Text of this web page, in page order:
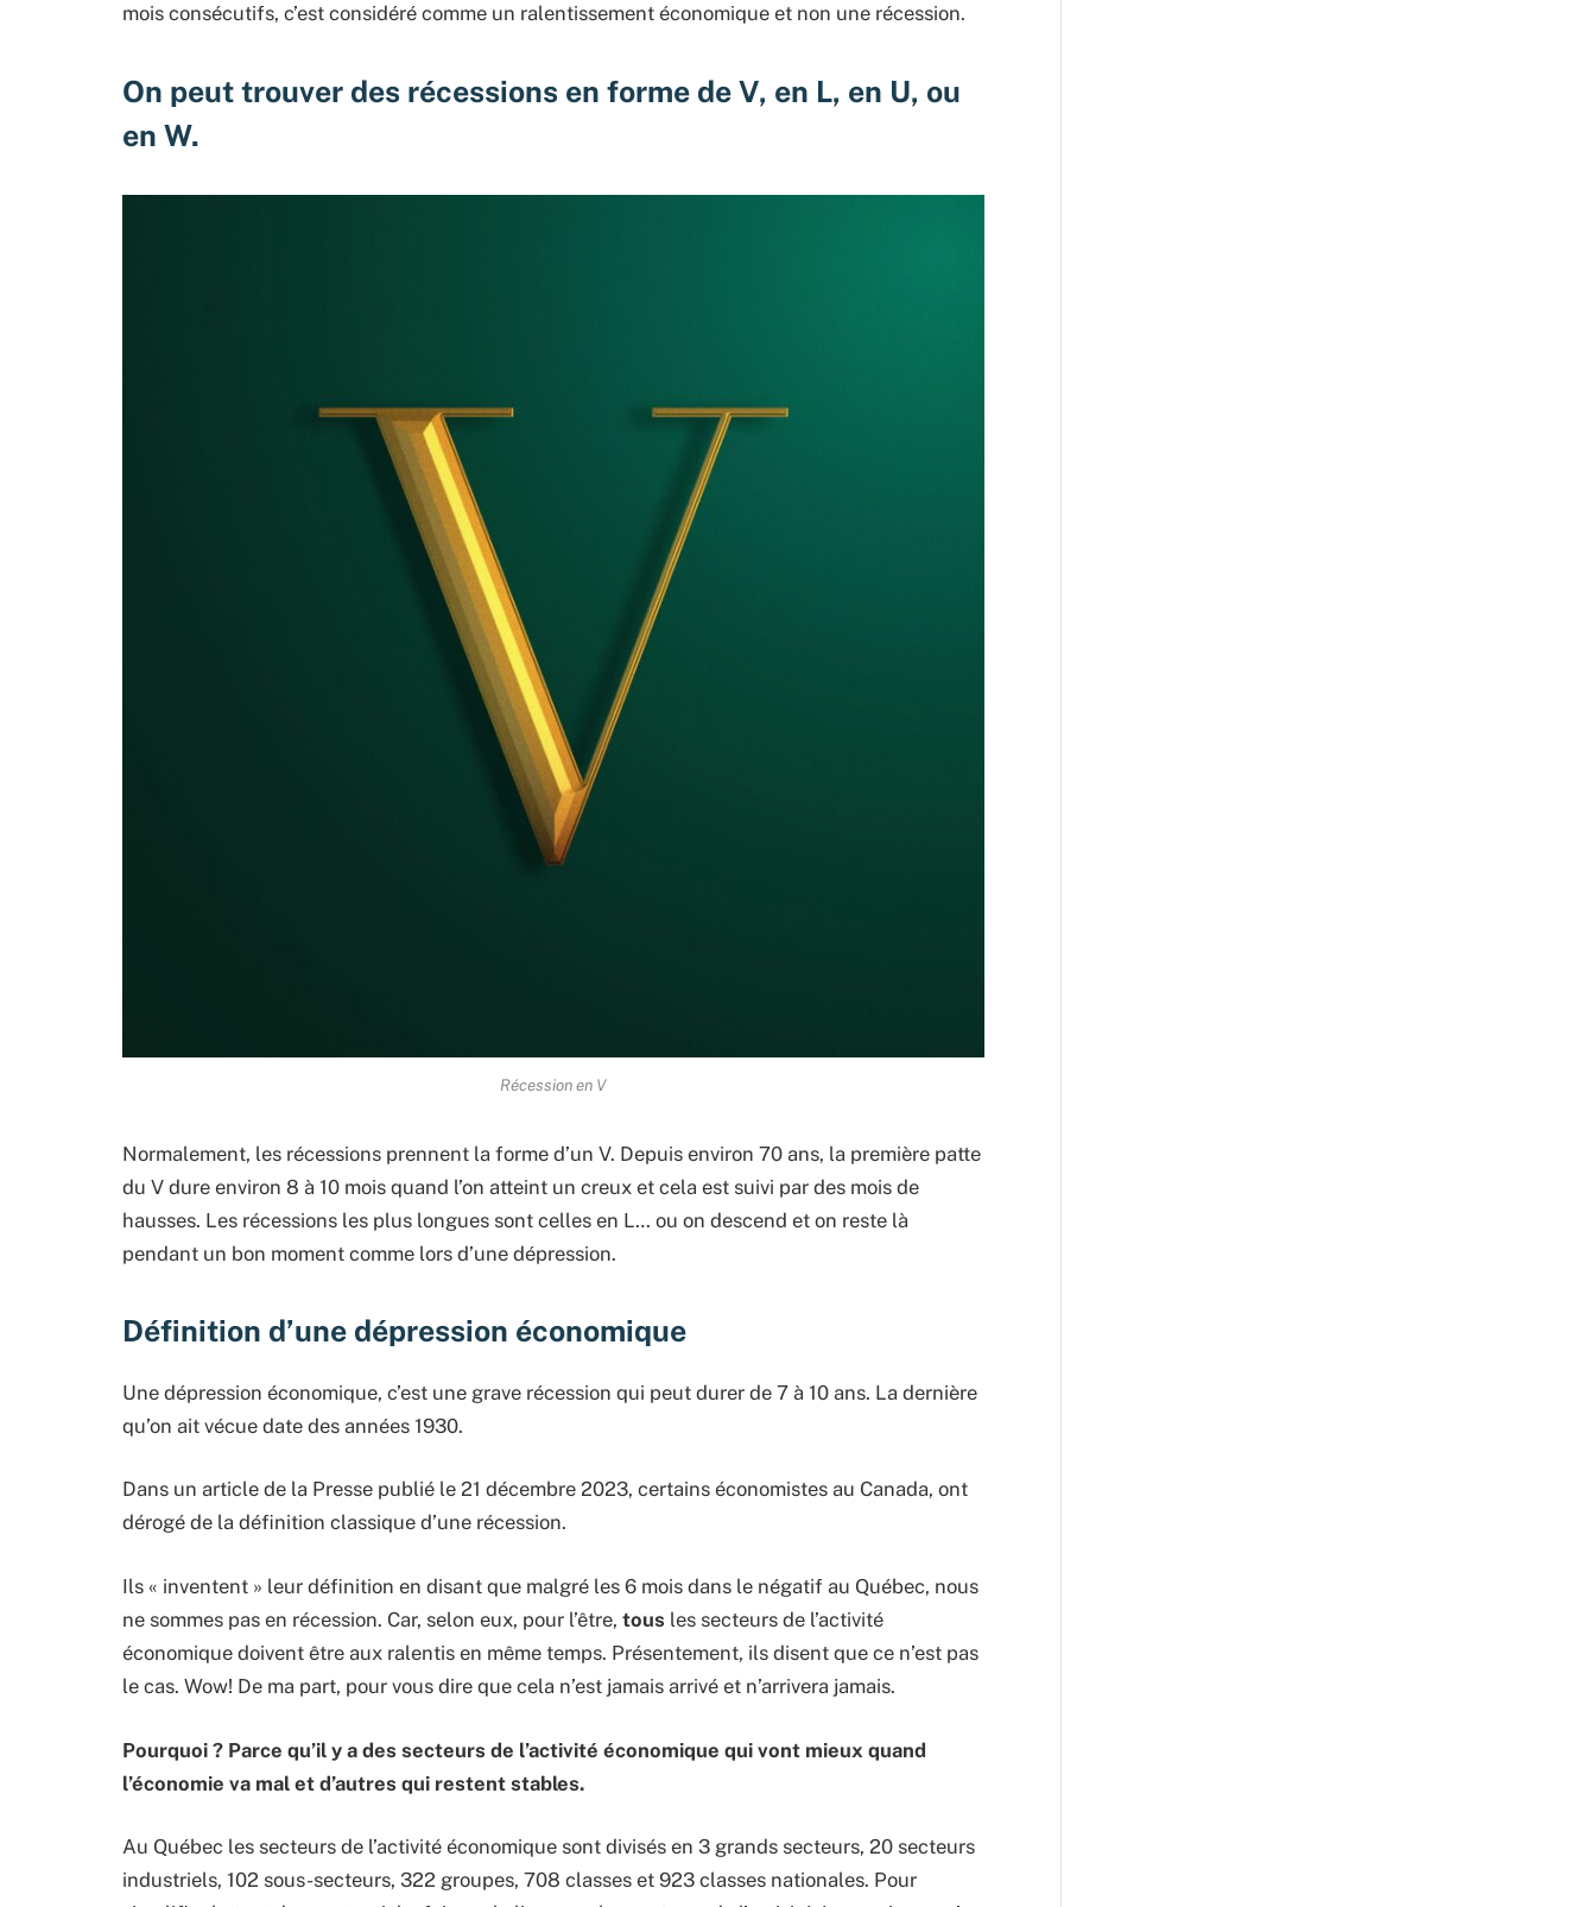
mois consécutifs, c’est considéré comme un ralentissement économique et non une récession.
On peut trouver des récessions en forme de V, en L, en U, ou
en W.
Récession en V
Normalement, les récessions prennent la forme d’un V. Depuis environ 70 ans, la première patte
du V dure environ 8 à 10 mois quand l’on atteint un creux et cela est suivi par des mois de
hausses. Les récessions les plus longues sont celles en L… ou on descend et on reste là
pendant un bon moment comme lors d’une dépression.
Définition d’une dépression économique
Une dépression économique, c’est une grave récession qui peut durer de 7 à 10 ans. La dernière
qu’on ait vécue date des années 1930.
Dans un article de la Presse publié le 21 décembre 2023, certains économistes au Canada, ont
dérogé de la définition classique d’une récession.
Ils « inventent » leur définition en disant que malgré les 6 mois dans le négatif au Québec, nous
ne sommes pas en récession. Car, selon eux, pour l’être, tous les secteurs de l’activité
économique doivent être aux ralentis en même temps. Présentement, ils disent que ce n’est pas
le cas. Wow! De ma part, pour vous dire que cela n’est jamais arrivé et n’arrivera jamais.
Pourquoi ? Parce qu’il y a des secteurs de l’activité économique qui vont mieux quand
l’économie va mal et d’autres qui restent stables.
Au Québec les secteurs de l’activité économique sont divisés en 3 grands secteurs, 20 secteurs
industriels, 102 sous-secteurs, 322 groupes, 708 classes et 923 classes nationales. Pour